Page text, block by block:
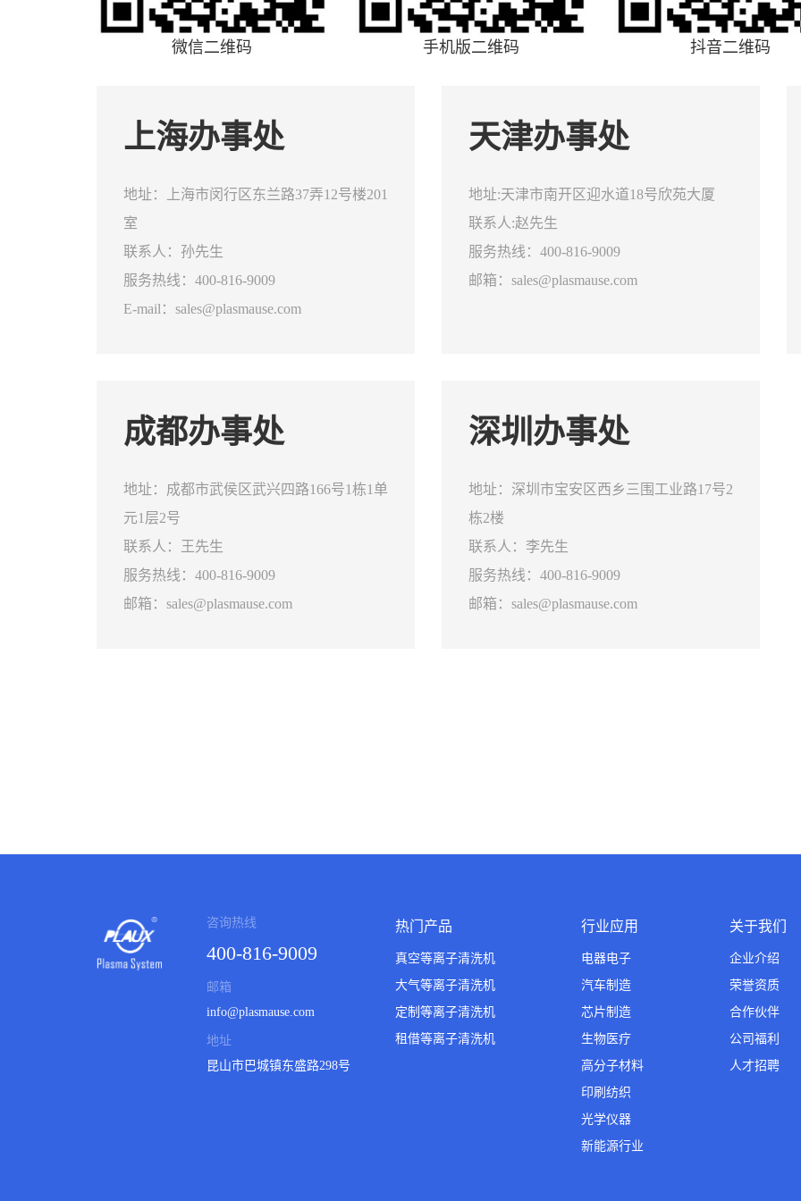
微信二维码 手机版二维码 抖音二维码
上海办事处
地址：上海市闵行区东兰路37弄12号楼201
室
联系人：孙先生
服务热线：400-816-9009
E-mail：sales@plasmause.com
天津办事处
地址:天津市南开区迎水道18号欣苑大厦
联系人:赵先生
服务热线：400-816-9009
邮箱：sales@plasmause.com
成都办事处
地址：成都市武侯区武兴四路166号1栋1单
元1层2号
联系人：王先生
服务热线：400-816-9009
邮箱：sales@plasmause.com
深圳办事处
地址：深圳市宝安区西乡三围工业路17号2
栋2楼
联系人：李先生
服务热线：400-816-9009
邮箱：sales@plasmause.com
咨询热线
400-816-9009
邮箱
info@plasmause.com
地址
昆山市巴城镇东盛路298号
热门产品
真空等离子清洗机
大气等离子清洗机
定制等离子清洗机
租借等离子清洗机
行业应用
电器电子
汽车制造
芯片制造
生物医疗
高分子材料
印刷纺织
光学仪器
新能源行业
关于我们
企业介绍
荣誉资质
合作伙伴
公司福利
人才招聘